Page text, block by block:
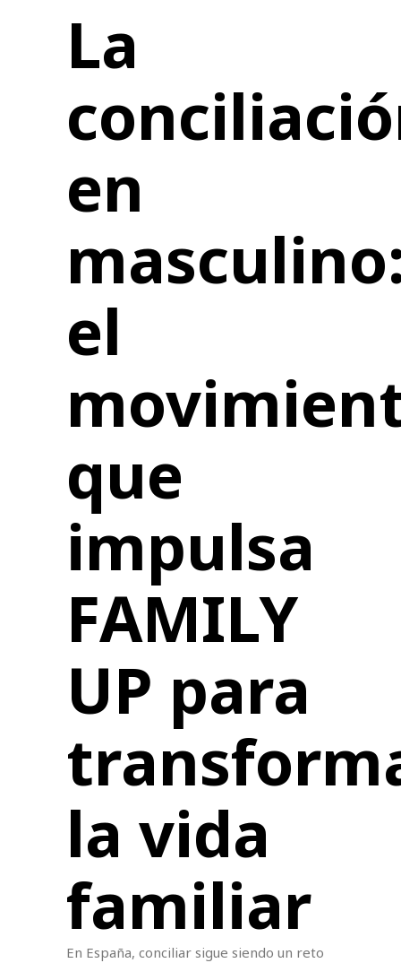
La
en
el
que
impulsa
FAMILY
UP para
la vida
familiar
En España, conciliar sigue siendo un reto